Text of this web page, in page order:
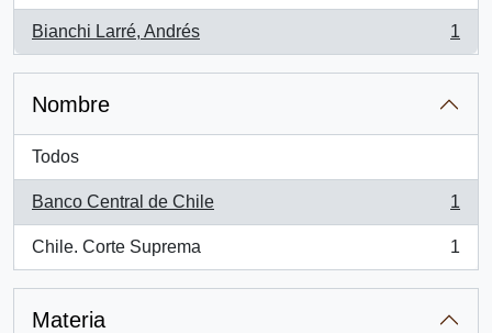
Bianchi Larré, Andrés
, 1 resultados
1
Nombre
Todos
Banco Central de Chile
, 1 resultados
1
Chile. Corte Suprema
, 1 resultados
1
Materia